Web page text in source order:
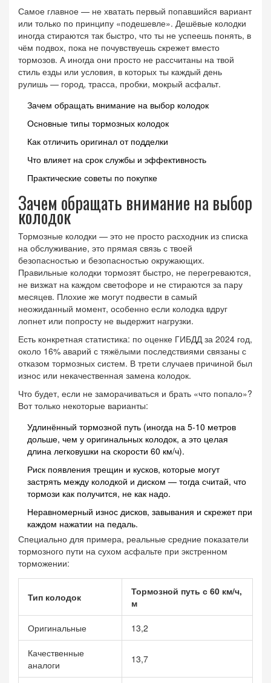
Самое главное — не хватать первый попавшийся вариант
или только по принципу «подешевле». Дешёвые колодки
иногда стираются так быстро, что ты не успеешь понять, в
чём подвох, пока не почувствуешь скрежет вместо
тормозов. А иногда они просто не рассчитаны на твой
стиль езды или условия, в которых ты каждый день
рулишь — город, трасса, пробки, мокрый асфальт.
Зачем обращать внимание на выбор колодок
Основные типы тормозных колодок
Как отличить оригинал от подделки
Что влияет на срок службы и эффективность
Практические советы по покупке
Зачем обращать внимание на выбор
колодок
Тормозные колодки — это не просто расходник из списка
на обслуживание, это прямая связь с твоей
безопасностью и безопасностью окружающих.
Правильные колодки тормозят быстро, не перегреваются,
не визжат на каждом светофоре и не стираются за пару
месяцев. Плохие же могут подвести в самый
неожиданный момент, особенно если колодка вдруг
лопнет или попросту не выдержит нагрузки.
Есть конкретная статистика: по оценке ГИБДД за 2024 год,
около 16% аварий с тяжёлыми последствиями связаны с
отказом тормозных систем. В трети случаев причиной был
износ или некачественная замена колодок.
Что будет, если не заморачиваться и брать «что попало»?
Вот только некоторые варианты:
Удлинённый тормозной путь (иногда на 5-10 метров
дольше, чем у оригинальных колодок, а это целая
длина легковушки на скорости 60 км/ч).
Риск появления трещин и кусков, которые могут
застрять между колодкой и диском — тогда считай, что
тормози как получится, не как надо.
Неравномерный износ дисков, завывания и скрежет при
каждом нажатии на педаль.
Специально для примера, реальные средние показатели
тормозного пути на сухом асфальте при экстренном
торможении:
Тип колодок
Тормозной путь с 60 км/ч,
м
Оригинальные 13,2
Качественные
аналоги
13,7